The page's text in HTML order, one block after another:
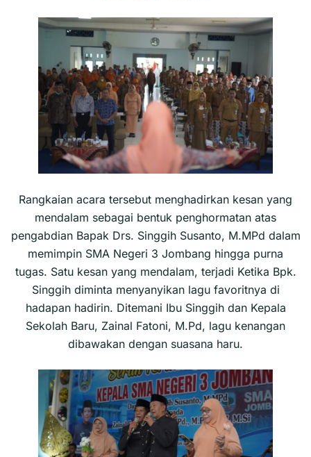
Rangkaian acara tersebut menghadirkan kesan yang
mendalam sebagai bentuk penghormatan atas
pengabdian Bapak Drs. Singgih Susanto, M.MPd dalam
memimpin SMA Negeri 3 Jombang hingga purna
tugas. Satu kesan yang mendalam, terjadi Ketika Bpk.
Singgih diminta menyanyikan lagu favoritnya di
hadapan hadirin. Ditemani Ibu Singgih dan Kepala
Sekolah Baru, Zainal Fatoni, M.Pd, lagu kenangan
dibawakan dengan suasana haru.